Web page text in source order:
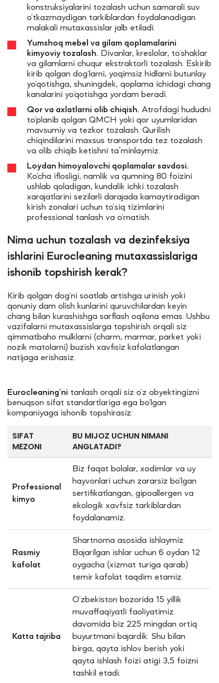
konstruksiyalarini tozalash uchun samarali suv
o‘tkazmaydigan tarkiblardan foydalanadigan
malakali mutaxassislar jalb etiladi.
Yumshoq mebel va gilam qoplamalarini
kimyoviy tozalash. Divanlar, kreslolar, to‘shaklar
va gilamlarni chuqur ekstraktorli tozalash. Eskirib
kirib qolgan dog‘larni, yoqimsiz hidlarni butunlay
yo‘qotishga, shuningdek, qoplama ichidagi chang
kanalarini yo‘qotishga yordam beradi.
Qor va axlatlarni olib chiqish. Atrofdagi hududni
to‘planib qolgan QMCH yoki qor uyumlaridan
mavsumiy va tezkor tozalash. Qurilish
chiqindilarini maxsus transportda tez tozalash
va olib chiqib ketishni ta’minlaymiz.
Loydan himoyalovchi qoplamalar savdosi.
Ko‘cha iflosligi, namlik va qumning 80 foizini
ushlab qoladigan, kundalik ichki tozalash
xarajatlarini sezilarli darajada kamaytiradigan
kirish zonalari uchun to‘siq tizimlarini
professional tanlash va o‘rnatish.
Nima uchun tozalash va dezinfeksiya
ishlarini Eurocleaning mutaxassislariga
ishonib topshirish kerak?
Kirib qolgan dog‘ni soatlab artishga urinish yoki
qonuniy dam olish kunlarini quruvchilardan keyin
chang bilan kurashishga sarflash oqilona emas. Ushbu
vazifalarni mutaxassislarga topshirish orqali siz
qimmatbaho mulklarni (charm, marmar, parket yoki
nozik matolarni) buzish xavfisiz kafolatlangan
natijaga erishasiz.
Eurocleaning‘ni tanlash orqali siz o‘z obyektingizni
benuqson sifat standartlariga ega bo‘lgan
kompaniyaga ishonib topshirasiz:
SIFAT
MEZONI
BU MIJOZ UCHUN NIMANI
ANGLATADI?
Professional
kimyo
Biz faqat bolalar, xodimlar va uy
hayvonlari uchun zararsiz bo‘lgan
sertifikatlangan, gipoallergen va
ekologik xavfsiz tarkiblardan
foydalanamiz.
Rasmiy
kafolat
Shartnoma asosida ishlaymiz.
Bajarilgan ishlar uchun 6 oydan 12
oygacha (xizmat turiga qarab)
temir kafolat taqdim etamiz.
Katta tajriba
O‘zbekiston bozorida 15 yillik
muvaffaqiyatli faoliyatimiz
davomida biz 225 mingdan ortiq
buyurtmani bajardik. Shu bilan
birga, qayta ishlov berish yoki
qayta ishlash foizi atigi 3,5 foizni
tashkil etadi.